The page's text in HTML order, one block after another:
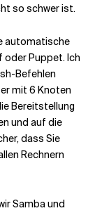
so schwer ist.
automatische
oder Puppet. Ich
Befehlen
mit 6 Knoten
Bereitstellung
und auf die
dass Sie
Rechnern
Samba und